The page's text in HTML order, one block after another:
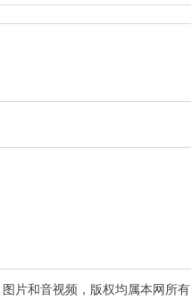
片和音视频，版权均属本网所